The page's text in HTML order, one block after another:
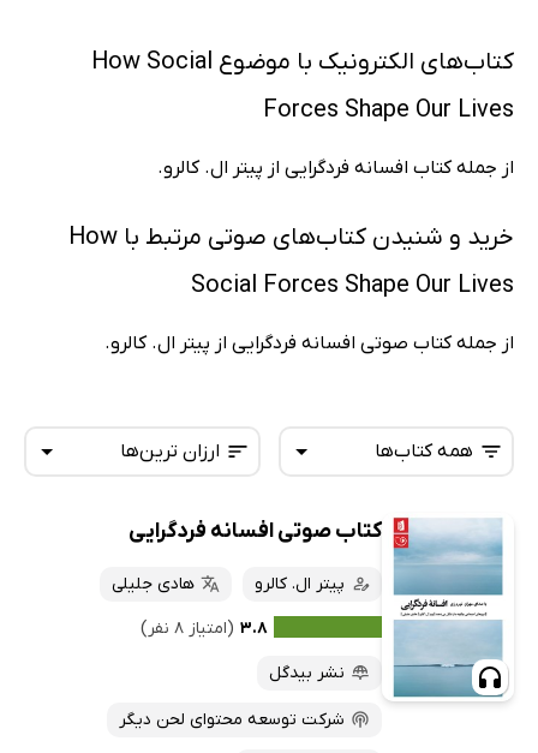
کتاب‌های الکترونیک با موضوع How Social
Forces Shape Our Lives
از جمله کتاب افسانه فردگرایی از پیتر ال. کالرو.
خرید و شنیدن کتاب‌های صوتی مرتبط با How
Social Forces Shape Our Lives
از جمله کتاب صوتی افسانه فردگرایی از پیتر ال. کالرو.
ارزان ترین‌ها
تازه‌ها
داغ‌ترین‌ها
پرفروش‌ها
ارزان ترین‌ها
همه کتاب‌ها
همه کتاب‌ها
کتاب‌های صوتی
کتاب‌های متنی
کتاب صوتی افسانه فردگرایی
پیتر ال. کالرو
هادی جلیلی
۳.۸ (امتیاز ۸ نفر)
نشر بیدگل
شرکت توسعه محتوای لحن دیگر